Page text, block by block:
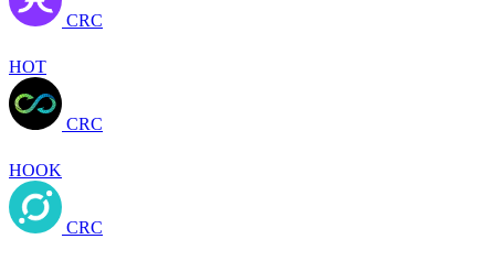
CRC
HOT
CRC
HOOK
CRC